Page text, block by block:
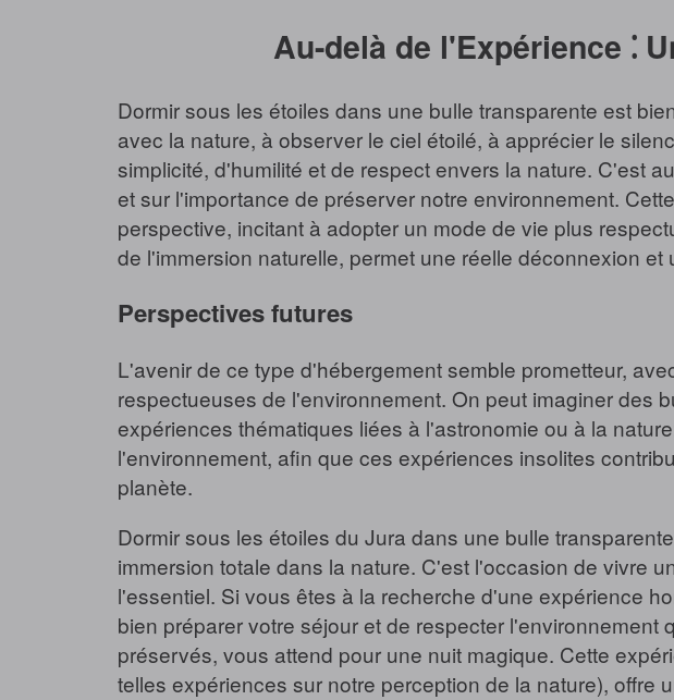
Au-delà de l'Expérience ⁚
Dormir sous les étoiles dans une bulle transparente est
avec la nature, à observer le ciel étoilé, à apprécier le
simplicité, d'humilité et de respect envers la nature. C'est
et sur l'importance de préserver notre environnement.
perspective, incitant à adopter un mode de vie plus
de l'immersion naturelle, permet une réelle déconnexion
Perspectives futures
L'avenir de ce type d'hébergement semble prometteur,
respectueuses de l'environnement. On peut imaginer des
expériences thématiques liées à l'astronomie ou à la
l'environnement, afin que ces expériences insolites
planète.
Dormir sous les étoiles du Jura dans une bulle
immersion totale dans la nature. C'est l'occasion de vivre
l'essentiel. Si vous êtes à la recherche d'une expérience
bien préparer votre séjour et de respecter
préservés, vous attend pour une nuit magique. Cette
telles expériences sur notre perception de la nature), offre